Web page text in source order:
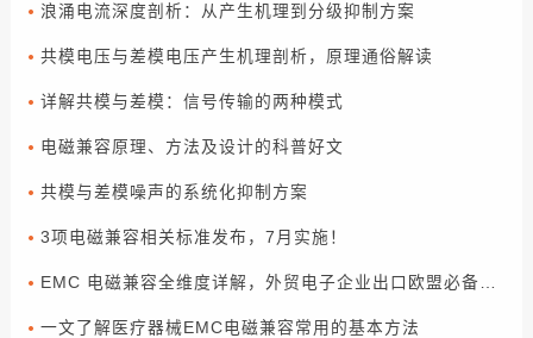
浪涌电流深度剖析：从产生机理到分级抑制方案
共模电压与差模电压产生机理剖析，原理通俗解读
详解共模与差模：信号传输的两种模式
电磁兼容原理、方法及设计的科普好文
共模与差模噪声的系统化抑制方案
3项电磁兼容相关标准发布，7月实施！
一文了解医疗器械EMC电磁兼容常用的基本方法